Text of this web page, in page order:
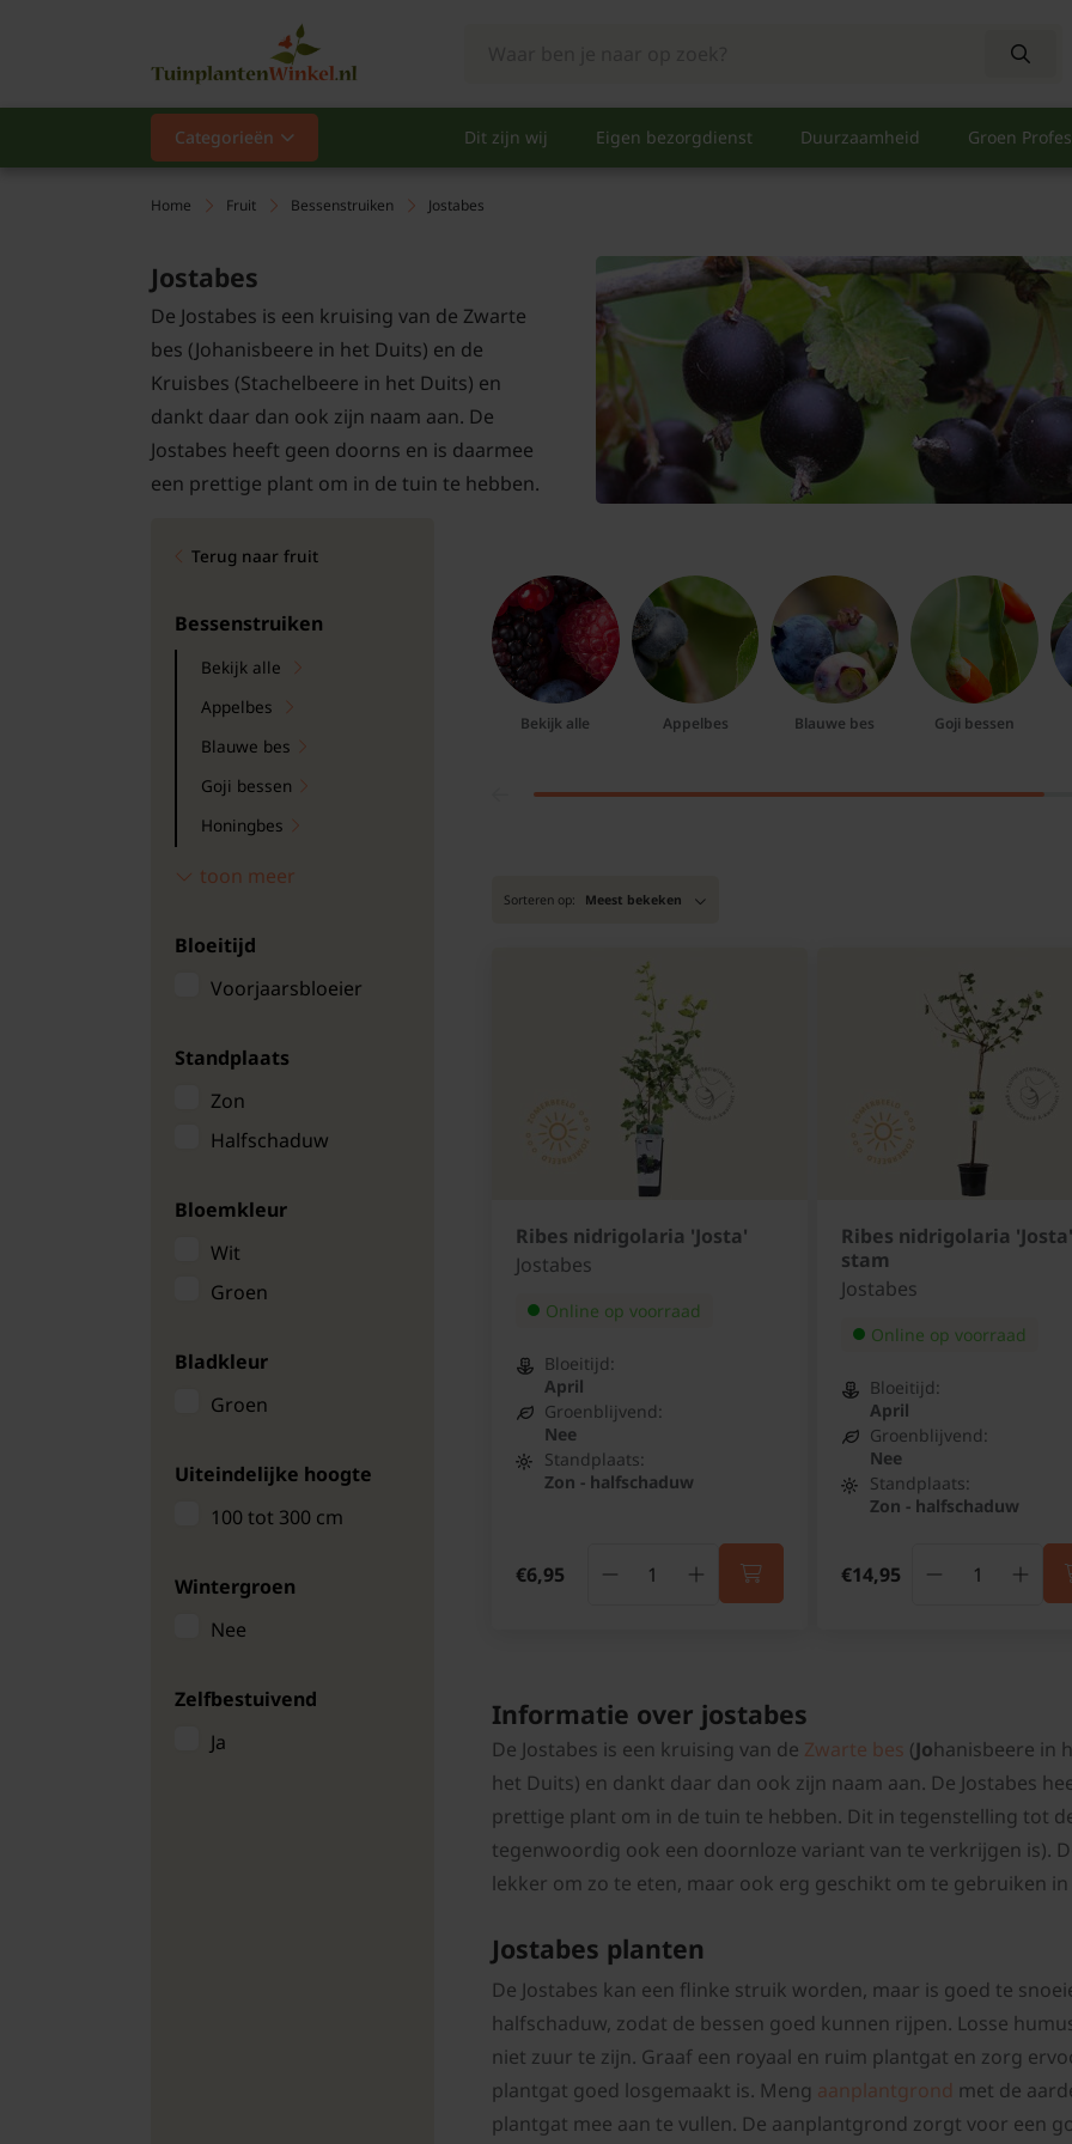
Categorieën Dit zijn wij Eigen bezorgdienst Duurzaamheid Groen
Categorieën
Populair
Heesters
Hagen
Klimplanten
Fruit
Bomen
Leibomen
Bloembollen
Tuinbenodigdheden
Kamerplanten
Home Fruit Bessenstruiken Jostabes
Jostabes
De Jostabes is een kruising van de Zwarte
bes (Johanisbeere in het Duits) en de
Kruisbes (Stachelbeere in het Duits) en
dankt daar dan ook zijn naam aan. De
Jostabes heeft geen doorns en is daarmee
een prettige plant om in de tuin te hebben.
Terug naar fruit
Bessenstruiken
Bekijk alle
Appelbes
Blauwe bes
Goji bessen
Honingbes
Rode bes
Vossenbes
Zwarte bes
Bessen op stam
Biologische
toon meer
Bloeitijd
Voorjaarsbloeier
Standplaats
Zon
Halfschaduw
Bloemkleur
Wit
Groen
Bladkleur
Groen
Uiteindelijke hoogte
100 tot 300 cm
Wintergroen
Nee
Zelfbestuivend
Ja
Bekijk alle Appelbes Blauwe bes Goji bessen
Sorteren op: Meest bekeken
Ribes nidrigolaria 'Josta'
Jostabes
Online op voorraad
Bloeitijd:
April
Groenblijvend:
Nee
Standplaats:
Zon - halfschaduw
€6,95
Ribes nidrigolaria
stam
Jostabes
Online op voorraad
Bloeitijd:
April
Groenblijvend:
Nee
Standplaats:
Zon - halfschaduw
€14,95
Informatie over jostabes
De Jostabes is een kruising van de Zwarte bes (Johanisbeere in
het Duits) en dankt daar dan ook zijn naam aan. De Jostabes
prettige plant om in de tuin te hebben. Dit in tegenstelling tot
tegenwoordig ook een doornloze variant van te verkrijgen is).
lekker om zo te eten, maar ook erg geschikt om te gebruiken
Jostabes planten
De Jostabes kan een flinke struik worden, maar is goed te
halfschaduw, zodat de bessen goed kunnen rijpen. Losse
niet zuur te zijn. Graaf een royaal en ruim plantgat en zorg
plantgat goed losgemaakt is. Meng aanplantgrond met de
plantgat mee aan te vullen. De aanplantgrond zorgt voor een